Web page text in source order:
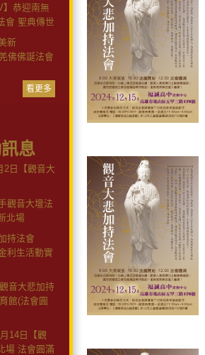
】恭迎南無
會 聖典傳世
新
佛佛誕法會
看更多
息
2日【觀音大
觀音大壇法
北場
持法會
利生活動實
音大悲加持
館(法會圓
14日【觀
場 法會圓滿